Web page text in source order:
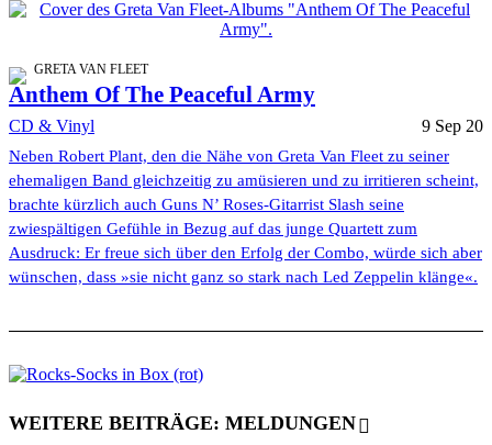
GRETA VAN FLEET
Anthem Of The Peaceful Army
CD & Vinyl 9 Sep 20
Neben Robert Plant, den die Nähe von Greta Van Fleet zu seiner
ehemaligen Band gleichzeitig zu amüsieren und zu irritieren scheint,
brachte kürzlich auch Guns N’ Roses-Gitarrist Slash seine
zwiespältigen Gefühle in Bezug auf das junge Quartett zum
Ausdruck: Er freue sich über den Erfolg der Combo, würde sich aber
wünschen, dass »sie nicht ganz so stark nach Led Zeppelin klänge«.
WEITERE BEITRÄGE: MELDUNGEN